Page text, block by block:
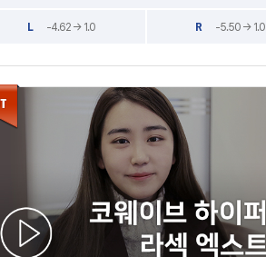
L -4.62 → 1.0 R -5.50 → 1.0